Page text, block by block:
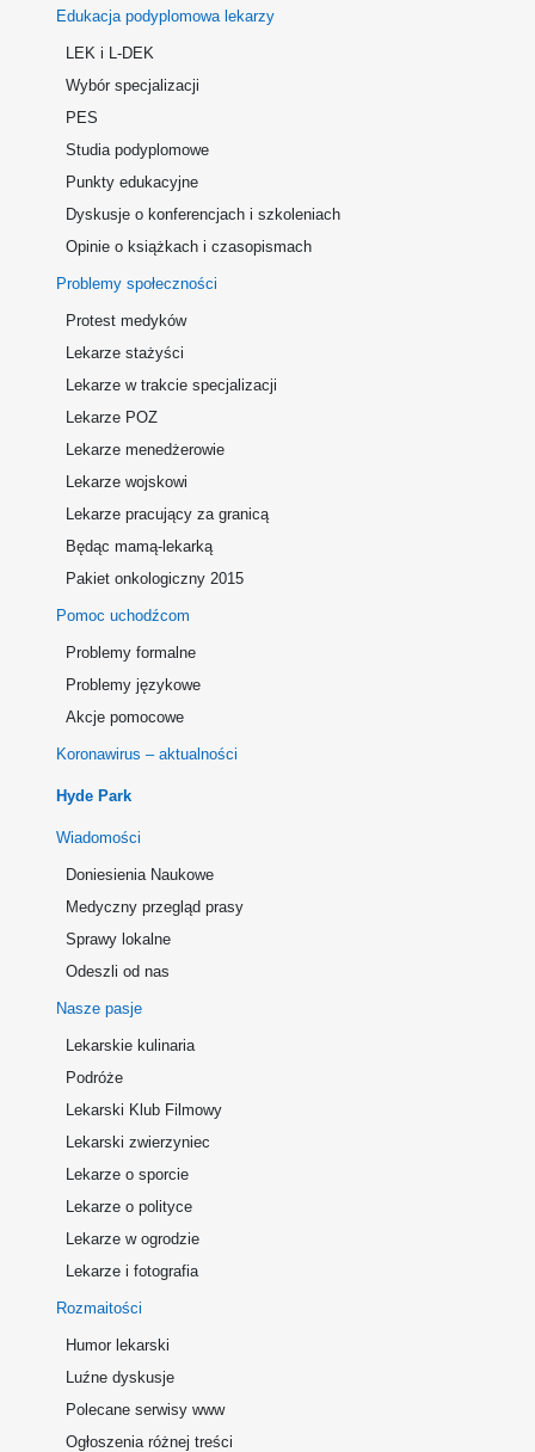
Edukacja podyplomowa lekarzy
LEK i L-DEK
Wybór specjalizacji
PES
Studia podyplomowe
Punkty edukacyjne
Dyskusje o konferencjach i szkoleniach
Opinie o książkach i czasopismach
Problemy społeczności
Protest medyków
Lekarze stażyści
Lekarze w trakcie specjalizacji
Lekarze POZ
Lekarze menedżerowie
Lekarze wojskowi
Lekarze pracujący za granicą
Będąc mamą-lekarką
Pakiet onkologiczny 2015
Pomoc uchodźcom
Problemy formalne
Problemy językowe
Akcje pomocowe
Koronawirus – aktualności
Hyde Park
Wiadomości
Doniesienia Naukowe
Medyczny przegląd prasy
Sprawy lokalne
Odeszli od nas
Nasze pasje
Lekarskie kulinaria
Podróże
Lekarski Klub Filmowy
Lekarski zwierzyniec
Lekarze o sporcie
Lekarze o polityce
Lekarze w ogrodzie
Lekarze i fotografia
Rozmaitości
Humor lekarski
Luźne dyskusje
Polecane serwisy www
Ogłoszenia różnej treści